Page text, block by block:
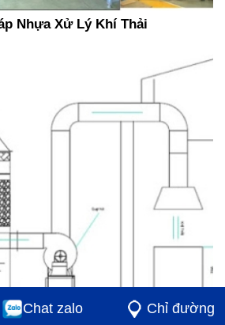
Nhựa Xử Lý Khí Thải
Hấp Thụ Khí Độc
Chat zalo Chỉ đường